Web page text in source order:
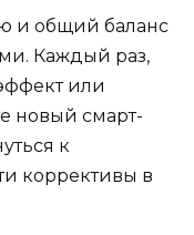
и общий баланс
Каждый раз,
или
новый смарт-
к
коррективы в